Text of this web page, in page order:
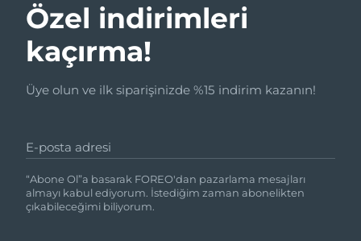
Özel indirimleri
kaçırma!
Üye olun ve ilk siparişinizde %15 indirim kazanın!
E-posta adresi
“Abone Ol”a basarak FOREO'dan pazarlama mesajları
almayı kabul ediyorum. İstediğim zaman abonelikten
çıkabileceğimi biliyorum.